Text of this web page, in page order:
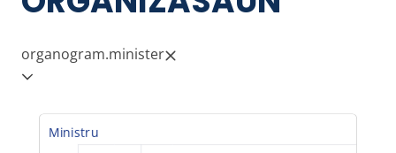
organogram.minister
Ministru